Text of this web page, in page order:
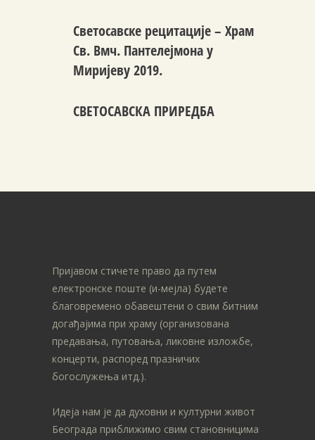
Светосавске рецитације – Храм
Св. Вмч. Пантелејмона у
Миријеву 2019.
СВЕТОСАВСКА ПРИРЕДБА
Пријавом стичете право да путем
електронске поште (и-мејла) будете
благовремено обавештени о свим битним
догађајима при храму (организована
предавања, путовања, ликовне изложбе,
концерти, распоред празничих
богослужења итд.).
Идеја нам је да духовни и културни живот
Београда приближимо свим становницима